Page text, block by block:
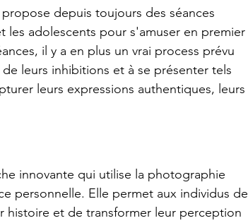
depuis toujours des séances
adolescents pour s'amuser en premier
il y a en plus un vrai process prévu
leurs inhibitions et à se présenter tels
leurs expressions authentiques, leurs
innovante qui utilise la photographie
personnelle. Elle permet aux individus de
histoire et de transformer leur perception